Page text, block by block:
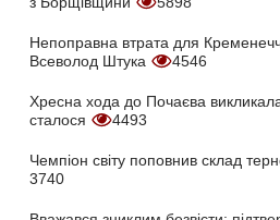
Непоправна втрата для
Всеволод Штука
4546
Хресна хода до Почаєва
сталося
4493
Чемпіон світу поповнив склад
3740